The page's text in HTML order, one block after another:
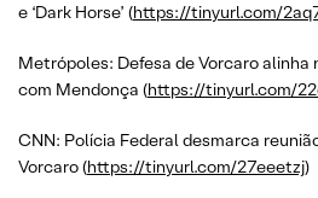
e ‘Dark Horse’ (https://tinyurl.com/
Metrópoles: Defesa de Vorcaro
com Mendonça (https://tinyurl.com/
CNN: Polícia Federal desmarca
Vorcaro (https://tinyurl.com/27eeetzj)